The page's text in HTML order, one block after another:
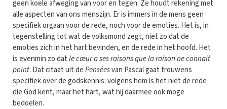
geen koele afweging van voor en tegen. Ze houdt rekening met
alle aspecten van ons menszijn. Er is immers in de mens geen
specifiek orgaan voor de rede, noch voor de emoties. Het is, in
tegenstelling tot wat de volksmond zegt, niet zo dat de
emoties zich in het hart bevinden, en de rede in het hoofd. Het
is evenmin zo datle cœur a ses raisons que la raison ne connait
point. Dat citaat uit dePenséesvan Pascal gaat trouwens
specifiek over de godskennis: volgens hem is het niet de rede
die God kent, maar het hart, wat hij daarmee ook moge
bedoelen.